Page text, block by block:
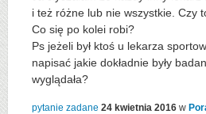
i też różne lub nie wszystkie. Czy
Co się po kolei robi?
Ps jeżeli był ktoś u lekarza
napisać jakie dokładnie były
wyglądała?
pytanie zadane 24 kwietnia 2016 w